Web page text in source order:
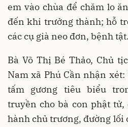
em vào chùa để chăm lo
đến khi trưởng thành; hỗ
các cụ già neo đơn, bệnh tật.
Bà Võ Thị Bé Thảo, Chủ
Nam xã Phú Cần nhận xét:
tấm gương tiêu biểu
truyền cho bà con phật tử,
hành chủ trương, đường lối